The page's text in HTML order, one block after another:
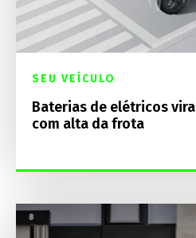
SEU VEÍCULO
Baterias de elétricos
com alta da frota